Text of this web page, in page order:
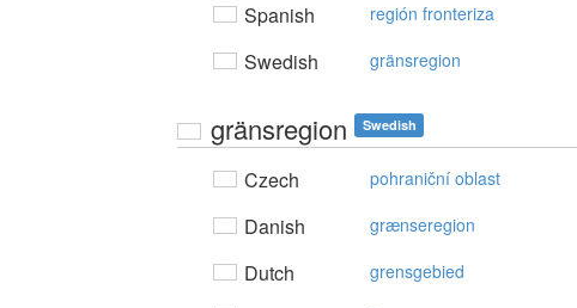
Spanish región fronteriza
Swedish gränsregion
gränsregion Swedish
Czech pohraniční oblast
Danish grænseregion
Dutch grensgebied